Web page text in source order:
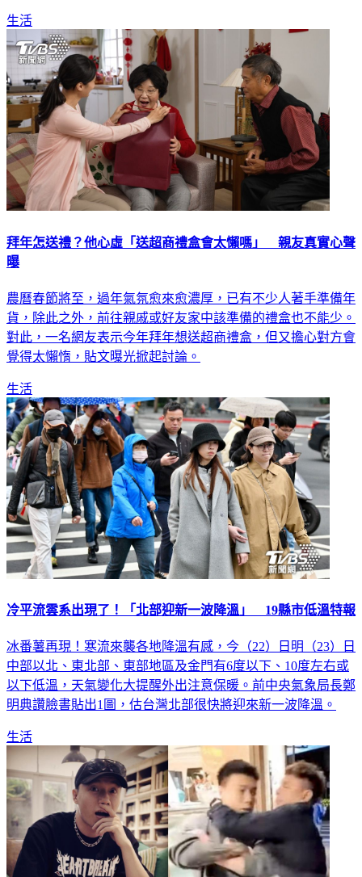
生活
拜年怎送禮？他心虛「送超商禮盒會太懶嗎」 親友真實心聲
曝
農曆春節將至，過年氣氛愈來愈濃厚，已有不少人著手準備年
貨，除此之外，前往親戚或好友家中該準備的禮盒也不能少。
對此，一名網友表示今年拜年想送超商禮盒，但又擔心對方會
覺得太懶惰，貼文曝光掀起討論。
生活
冷平流雲系出現了！「北部迎新一波降溫」 19縣市低溫特報
冰番薯再現！寒流來襲各地降溫有感，今（22）日明（23）日
中部以北、東北部、東部地區及金門有6度以下、10度左右或
以下低溫，天氣變化大提醒外出注意保暖。前中央氣象局長鄭
明典讚臉書貼出1圖，估台灣北部很快將迎來新一波降溫。
生活